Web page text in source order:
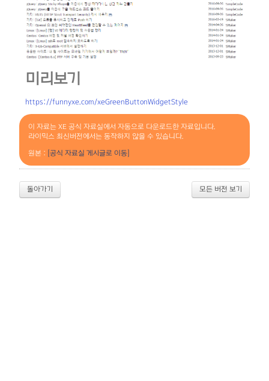
미리보기
https://funnyxe.com/xeGreenButtonWidgetStyle
이 자료는 XE 공식 자료실에서 자동으로 다운로드한 자료입니다.
라이믹스 최신버전에서는 동작하지 않을 수 있습니다.
원본 : [공식 자료실 게시글로 이동]
돌아가기 모든 버전 보기